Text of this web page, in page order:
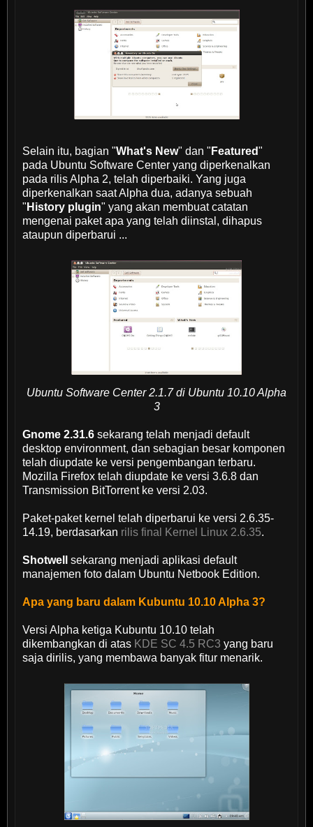
Selain itu, bagian "What's New" dan " Featured"
pada Ubuntu Software Center yang diperkenalkan
pada rilis Alpha 2, telah diperbaiki. Yang juga
diperkenalkan saat Alpha dua, adanya sebuah
" History plugin" yang akan membuat catatan
mengenai paket apa yang telah diinstal, dihapus
ataupun diperbarui ...
Ubuntu Software Center 2.1.7 di Ubuntu 10.10 Alpha
3
Gnome 2.31.6 sekarang telah menjadi default
desktop environment, dan sebagian besar komponen
telah diupdate ke versi pengembangan terbaru.
Mozilla Firefox telah diupdate ke versi 3.6.8 dan
Transmission BitTorrent ke versi 2.03.
Paket-paket kernel telah diperbarui ke versi 2.6.35-
14.19, berdasarkan rilis final Kernel Linux 2.6.35.
Shotwell
sekarang menjadi aplikasi default
manajemen foto dalam Ubuntu Netbook Edition.
Apa yang baru dalam Kubuntu 10.10 Alpha 3?
Versi Alpha ketiga Kubuntu 10.10 telah
dikembangkan di atas KDE SC 4.5 RC3 yang baru
saja dirilis, yang membawa banyak fitur menarik.